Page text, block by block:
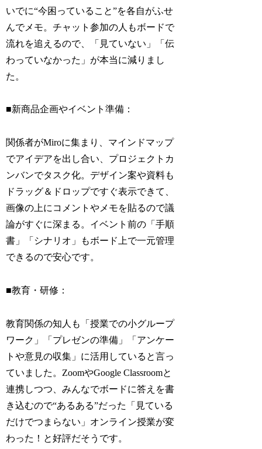
いでに“今困っていること”を各自がふせ
んでメモ。チャット参加の人もボードで
流れを追えるので、「見ていない」「伝
わっていなかった」が本当に減りまし
た。
■新商品企画やイベント準備：
関係者がMiroに集まり、マインドマップ
でアイデアを出し合い、プロジェクトカ
ンバンでタスク化。デザイン案や資料も
ドラッグ＆ドロップですぐ表示できて、
画像の上にコメントやメモを貼るので議
論がすぐに深まる。イベント前の「手順
書」「シナリオ」もボード上で一元管理
できるので安心です。
■教育・研修：
教育関係の知人も「授業での小グループ
ワーク」「プレゼンの準備」「アンケー
トや意見の収集」に活用していると言っ
ていました。ZoomやGoogle Classroomと
連携しつつ、みんなでボードに答えを書
き込むので“あるある”だった「見ている
だけでつまらない」オンライン授業が変
わった！と好評だそうです。